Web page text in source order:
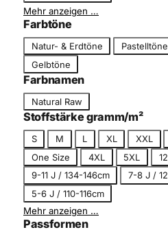
Mehr anzeigen …
Farbtöne
a
r
o
n
Natur- & Erdtöne Pastelltöne
Gelbtöne
Farbnamen
a
r
b
m
e
Natural Raw
Stoffstärke gramm/m²
r
ö
ß
S M L XL XXL
One Size
4XL 5XL
9-11 J / 134-146cm
7-8 J /
5-6 J / 110-116cm
Mehr anzeigen …
Passformen